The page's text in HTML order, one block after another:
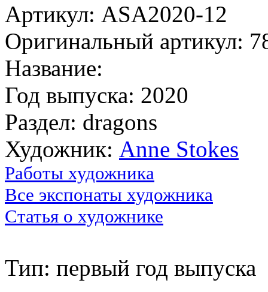
Артикул: ASA2020-12
Оригинальный артикул:
Название:
Год выпуска: 2020
Раздел: dragons
Художник: Anne Stokes
Работы художника
Все экспонаты художника
Статья о художнике
Тип: первый год выпуска